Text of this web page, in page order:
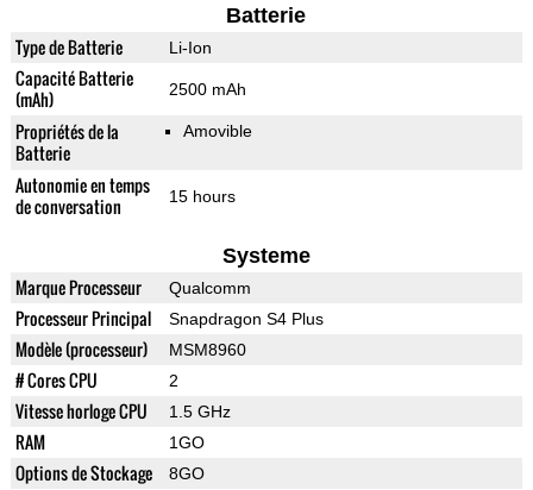
Batterie
Type de Batterie Li-Ion
Capacité Batterie
(mAh)
2500 mAh
Propriétés de la
Batterie
Amovible
Autonomie en temps
de conversation
15 hours
Systeme
Marque Processeur Qualcomm
Processeur Principal Snapdragon S4 Plus
Modèle (processeur) MSM8960
# Cores CPU 2
Vitesse horloge CPU 1.5 GHz
RAM 1GO
Options de Stockage 8GO